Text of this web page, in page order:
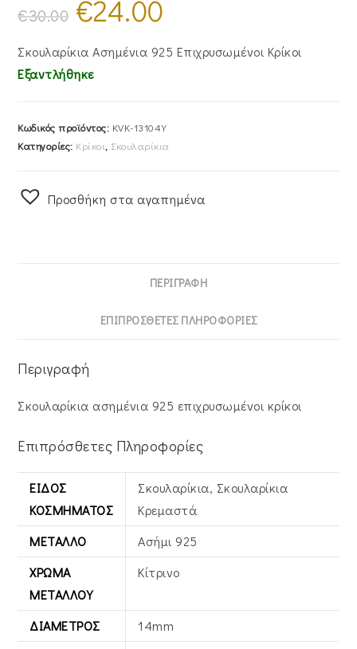
€30.00 price
was:
€24.00
€24.00.
Σκουλαρίκια Ασημένια 925 Επιχρυσωμένοι Κρίκοι
Εξαντλήθηκε
Κωδικός προϊόντος: KVK-13104Y
Κατηγορίες: Κρίκοι, Σκουλαρίκια
Προσθήκη στα αγαπημένα
ΠΕΡΙΓΡΑΦΉ
ΕΠΙΠΡΌΣΘΕΤΕΣ ΠΛΗΡΟΦΟΡΊΕΣ
Περιγραφή
Σκουλαρίκια ασημένια 925 επιχρυσωμένοι κρίκοι
Επιπρόσθετες Πληροφορίες
ΕΊΔΟΣ
ΚΟΣΜΉΜΑΤΟΣ
Σκουλαρίκια, Σκουλαρίκια
Κρεμαστά
ΜΈΤΑΛΛΟ
Ασήμι 925
ΧΡΏΜΑ
ΜΕΤΆΛΛΟΥ
Κίτρινο
ΔΙΆΜΕΤΡΟΣ
14mm